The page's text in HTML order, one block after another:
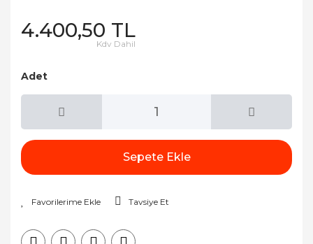
4.400,50 TL
Kdv Dahil
Adet
Sepete Ekle
Tavsiye Et